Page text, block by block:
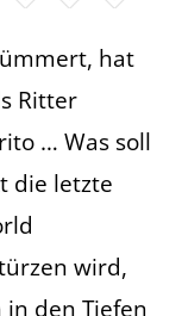
hat
Ritter
… Was soll
die letzte
wird,
den Tiefen